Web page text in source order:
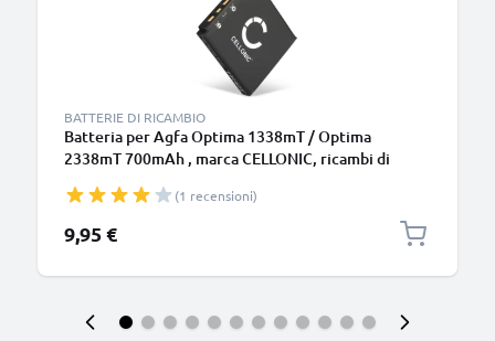
BATTERIE DI RICAMBIO
Batteria per Agfa Optima 1338mT / Optima
2338mT 700mAh , marca CELLONIC, ricambi di
videocamere
(1 recensioni)
9,95 €